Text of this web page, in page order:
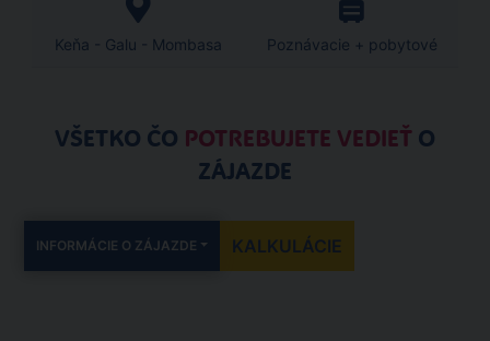
Keňa - Galu - Mombasa Poznávacie + pobytové
VŠETKO ČO POTREBUJETE VEDIEŤ O
ZÁJAZDE
INFORMÁCIE O ZÁJAZDE KALKULÁCIE